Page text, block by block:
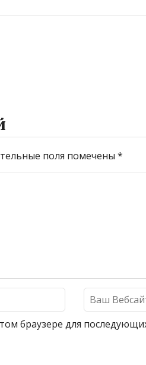
поля помечены *
браузере для